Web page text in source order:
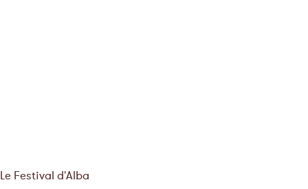
Le Festival d'Alba